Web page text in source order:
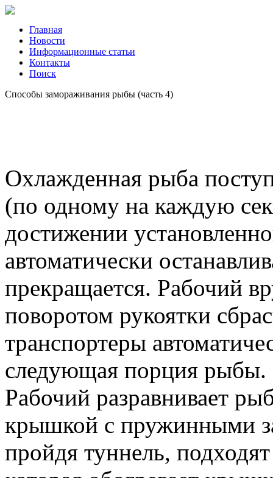
Главная
Новости
Информационные статьи
Контакты
Поиск
Способы замораживания рыбы (часть 4)
Охлажденная рыба
(по одному на каждую
достижении
автоматически
прекращается. Рабочий
поворотом рукоятки
транспортеры
следующая порция рыбы.
Рабочий разравнивает
крышкой с пружинными
пройдя туннель,